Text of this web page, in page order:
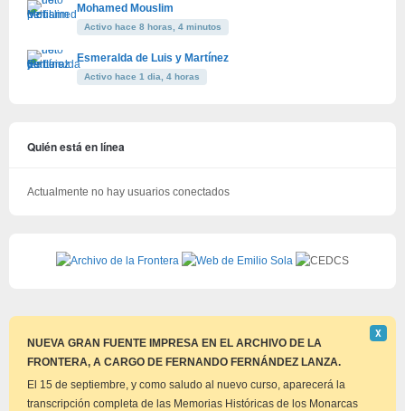
Mohamed Mouslim
Activo hace 8 horas, 4 minutos
Esmeralda de Luis y Martínez
Activo hace 1 dia, 4 horas
Quién está en línea
Actualmente no hay usuarios conectados
NUEVA GRAN FUENTE IMPRESA EN EL ARCHIVO DE LA
FRONTERA, A CARGO DE FERNANDO FERNÁNDEZ LANZA.
este
Χ
El 15 de septiembre, y como saludo al nuevo curso, aparecerá la
transcripción completa de las Memorias Históricas de los Monarcas